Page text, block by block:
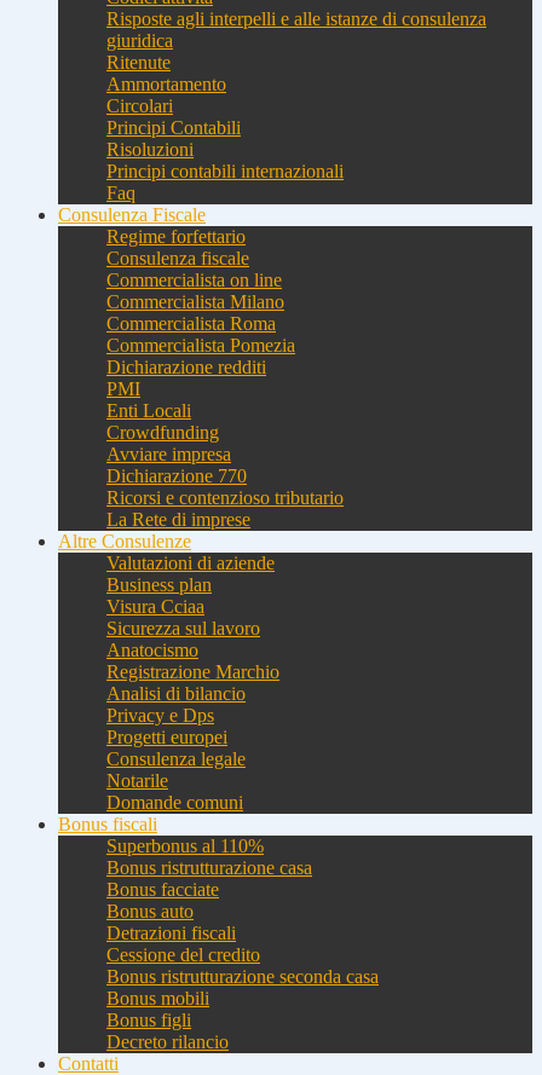
Risposte agli interpelli e alle istanze di consulenza
giuridica
Ritenute
Ammortamento
Circolari
Principi Contabili
Risoluzioni
Principi contabili internazionali
Faq
Consulenza Fiscale
Regime forfettario
Consulenza fiscale
Commercialista on line
Commercialista Milano
Commercialista Roma
Commercialista Pomezia
Dichiarazione redditi
PMI
Enti Locali
Crowdfunding
Avviare impresa
Dichiarazione 770
Ricorsi e contenzioso tributario
La Rete di imprese
Altre Consulenze
Valutazioni di aziende
Business plan
Visura Cciaa
Sicurezza sul lavoro
Anatocismo
Registrazione Marchio
Analisi di bilancio
Privacy e Dps
Progetti europei
Consulenza legale
Notarile
Domande comuni
Bonus fiscali
Superbonus al 110%
Bonus ristrutturazione casa
Bonus facciate
Bonus auto
Detrazioni fiscali
Cessione del credito
Bonus ristrutturazione seconda casa
Bonus mobili
Bonus figli
Decreto rilancio
Contatti